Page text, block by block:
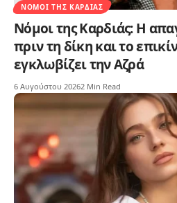
ΝΌΜΟΙ ΤΗΣ ΚΑΡΔΙΆΣ
Νόμοι της Καρδιάς: Η
πριν τη δίκη και το
εγκλωβίζει την Αζρά
6 Αυγούστου 20262 Min Read